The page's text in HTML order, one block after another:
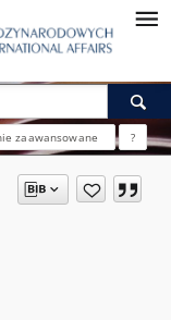
zaawansowane ?